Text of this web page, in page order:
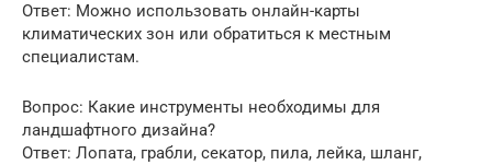
Ответ: Можно использовать онлайн-карты
климатических зон или обратиться к местным
специалистам.
Вопрос: Какие инструменты необходимы для
ландшафтного дизайна?
Ответ: Лопата, грабли, секатор, пила, лейка, шланг,